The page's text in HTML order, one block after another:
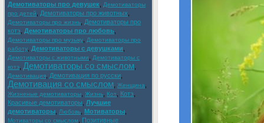
Демотиваторы про девушек
Демотиваторы
про детей
Демотиваторы про животных
Демотиваторы про жизнь
Демотиваторы про
котэ
Демотиваторы про любовь
Демотиваторы про музыку
Демотиваторы про
работу
Демотиваторы с девушками
Демотиваторы с животными
Демотиваторы с
котэ
Демотиваторы со смыслом
Демотивация Демотивация по русски
Демотивация со смыслом Женщина
Жизненые демотиваторы Жизнь Кот Котэ
Красивые демотиваторы Лучшие
демотиваторы
Любовь Мотиваторы
Мотиваторы со смыслом
Позитивные